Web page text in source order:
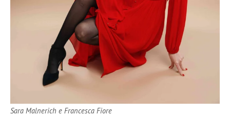
Sara Malnerich e Francesca Fiore